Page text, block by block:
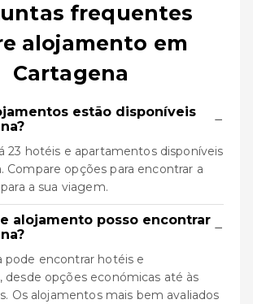
frequentes
alojamento em
Cartagena
estão disponíveis
−
23 hotéis e apartamentos disponíveis
Compare opções para encontrar a
a sua viagem.
alojamento posso encontrar −
pode encontrar hotéis e
desde opções económicas até às
Os alojamentos mais bem avaliados